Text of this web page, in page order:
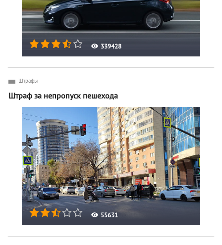
339428
55631
Штрафы
Штраф за непропуск пешехода